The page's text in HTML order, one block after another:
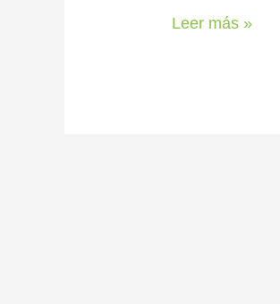
Leer más »